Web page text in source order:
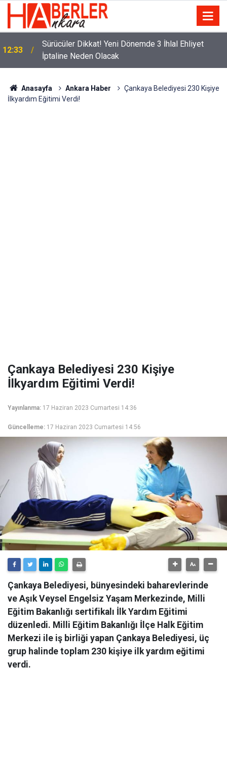
12:33
Sürücüler Dikkat! Yeni Dönemde 3 İhlal Ehliyet
İptaline Neden Olacak
Anasayfa Ankara Haber
Çankaya Belediyesi 230 Kişiye
İlkyardım Eğitimi Verdi!
Çankaya Belediyesi 230 Kişiye
İlkyardım Eğitimi Verdi!
Yayınlanma: 17 Haziran 2023 Cumartesi 14:36
Güncelleme: 17 Haziran 2023 Cumartesi 14:56
Çankaya Belediyesi, bünyesindeki baharevlerinde
ve Aşık Veysel Engelsiz Yaşam Merkezinde, Milli
Eğitim Bakanlığı sertifikalı İlk Yardım Eğitimi
düzenledi. Milli Eğitim Bakanlığı İlçe Halk Eğitim
Merkezi ile iş birliği yapan Çankaya Belediyesi, üç
grup halinde toplam 230 kişiye ilk yardım eğitimi
verdi.